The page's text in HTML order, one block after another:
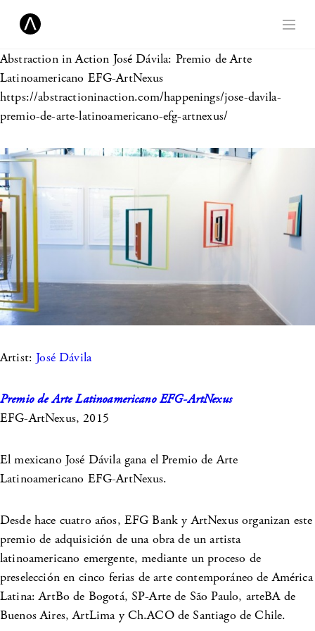
Abstraction in Action José Dávila: Premio de Arte
Latinoamericano EFG-ArtNexus
https://abstractioninaction.com/happenings/jose-davila-
premio-de-arte-latinoamericano-efg-artnexus/
Artist:José Dávila
Premio de Arte Latinoamericano EFG-ArtNexus
EFG-ArtNexus, 2015
El mexicano José Dávila gana el Premio de Arte
Latinoamericano EFG-ArtNexus.
Desde hace cuatro años, EFG Bank y ArtNexus organizan este
premio de adquisición de una obra de un artista
latinoamericano emergente, mediante un proceso de
preselección en cinco ferias de arte contemporáneo de América
Latina: ArtBo de Bogotá, SP-Arte de São Paulo, arteBA de
Buenos Aires, ArtLima y Ch.ACO de Santiago de Chile.